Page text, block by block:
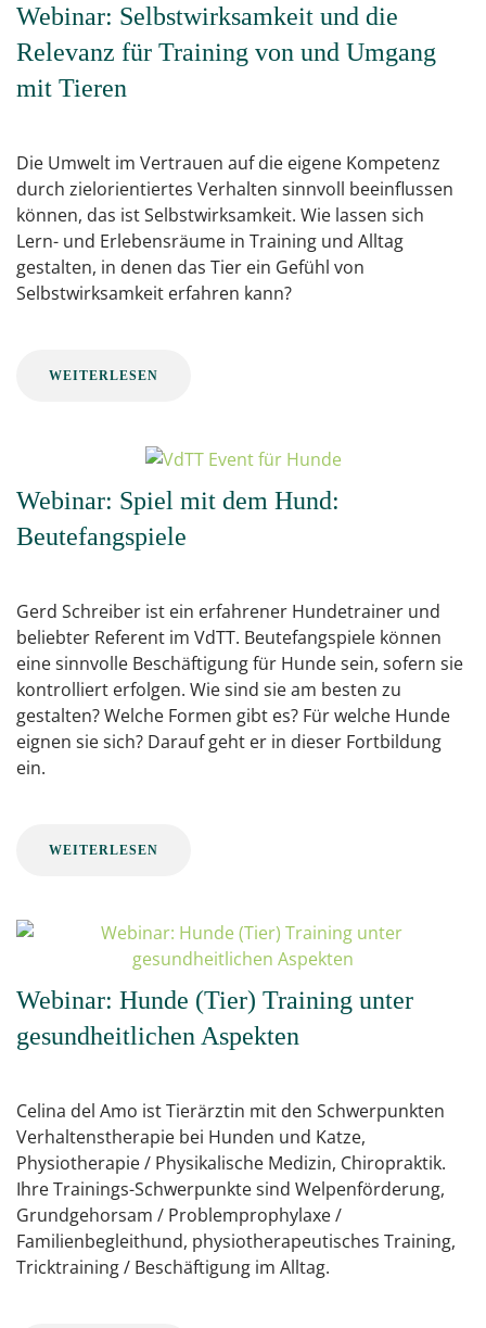
Webinar: Selbstwirksamkeit und die
Relevanz für Training von und Umgang
mit Tieren
Die Umwelt im Vertrauen auf die eigene Kompetenz
durch zielorientiertes Verhalten sinnvoll beeinflussen
können, das ist Selbstwirksamkeit. Wie lassen sich
Lern- und Erlebensräume in Training und Alltag
gestalten, in denen das Tier ein Gefühl von
Selbstwirksamkeit erfahren kann?
WEITERLESEN
Webinar: Spiel mit dem Hund:
Beutefangspiele
Gerd Schreiber ist ein erfahrener Hundetrainer und
beliebter Referent im VdTT. Beutefangspiele können
eine sinnvolle Beschäftigung für Hunde sein, sofern sie
kontrolliert erfolgen. Wie sind sie am besten zu
gestalten? Welche Formen gibt es? Für welche Hunde
eignen sie sich? Darauf geht er in dieser Fortbildung
ein.
WEITERLESEN
Webinar: Hunde (Tier) Training unter
gesundheitlichen Aspekten
Celina del Amo ist Tierärztin mit den Schwerpunkten
Verhaltenstherapie bei Hunden und Katze,
Physiotherapie / Physikalische Medizin, Chiropraktik.
Ihre Trainings-Schwerpunkte sind Welpenförderung,
Grundgehorsam / Problemprophylaxe /
Familienbegleithund, physiotherapeutisches Training,
Tricktraining / Beschäftigung im Alltag.